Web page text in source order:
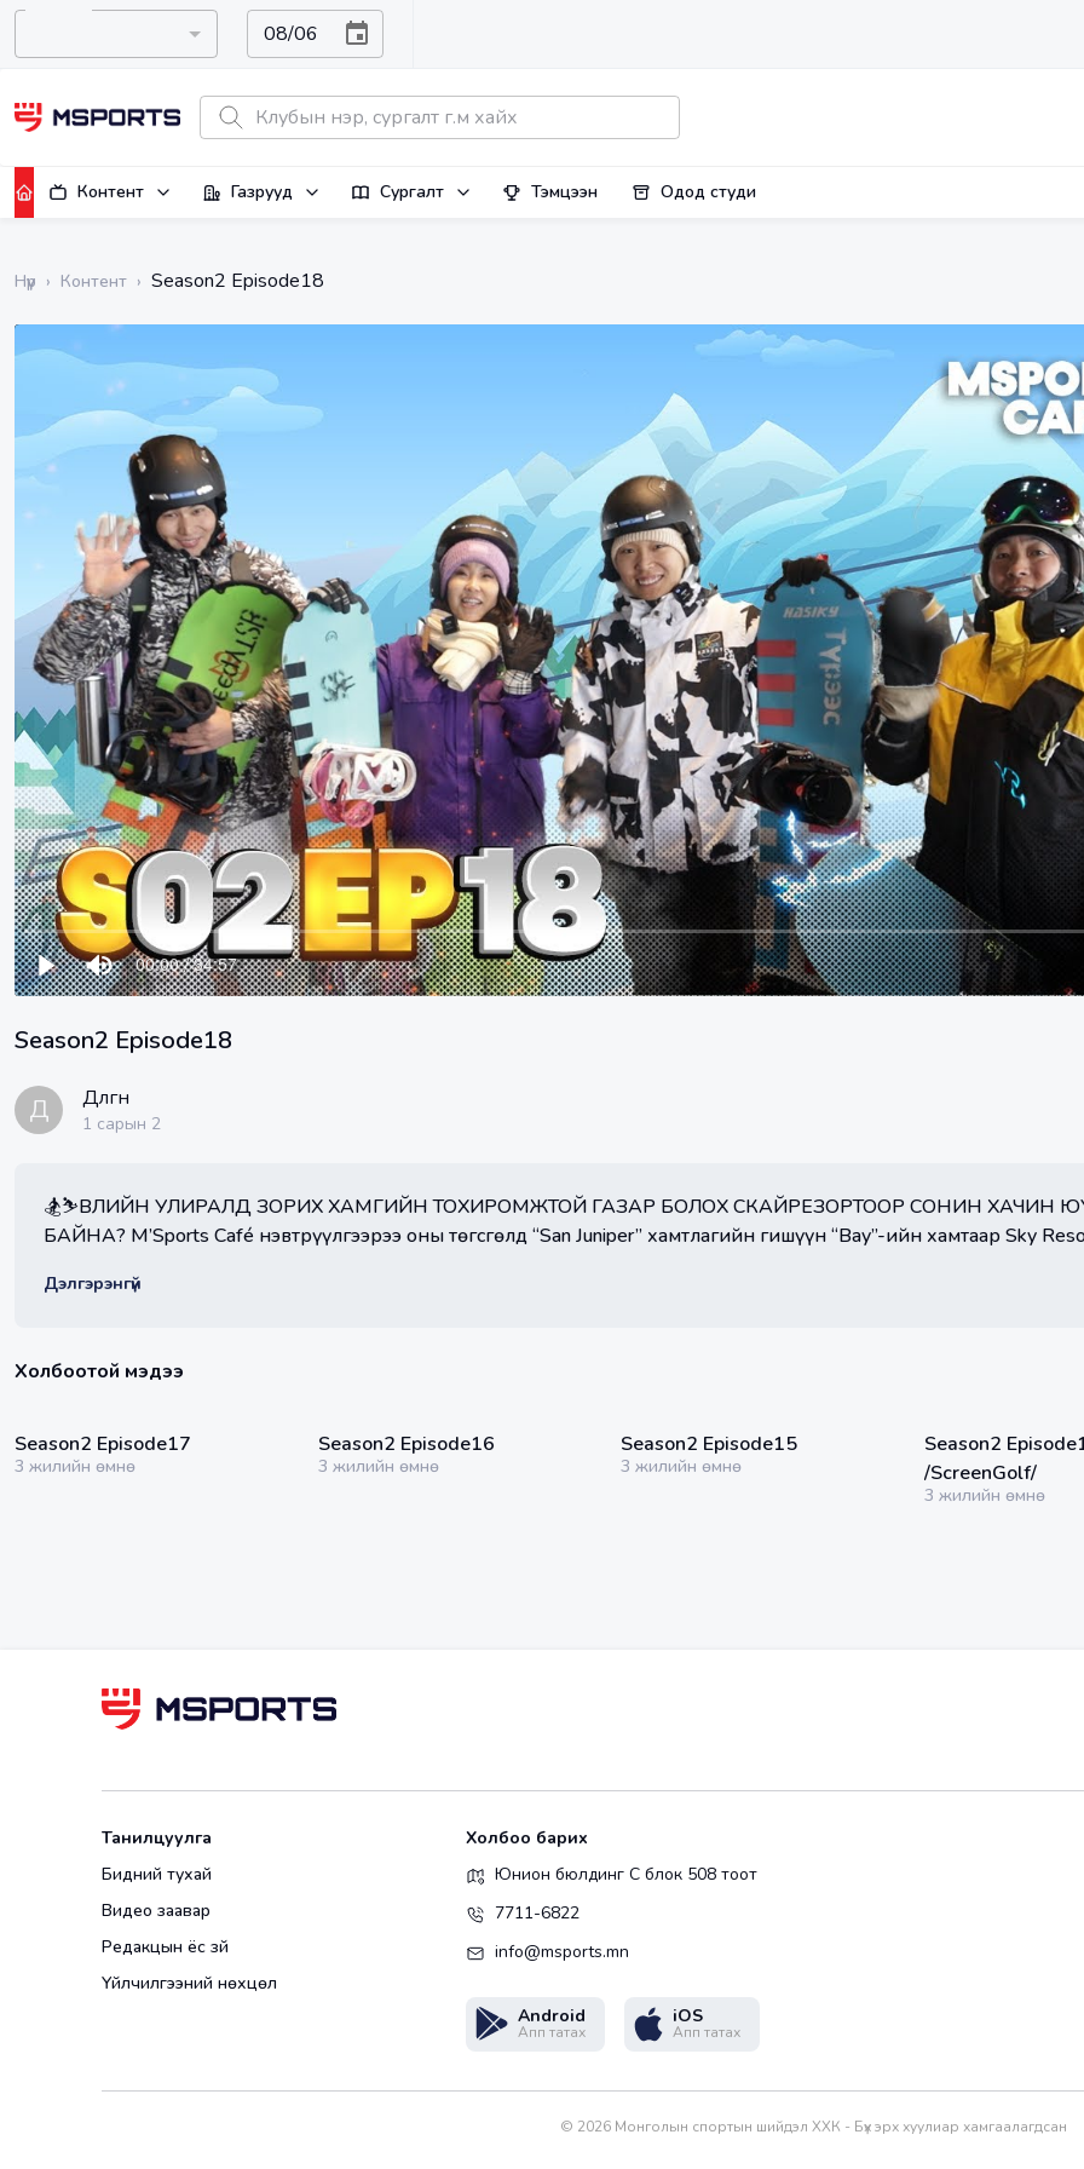
Контент Газрууд Сургалт Тэмцээн Одод студи
Нүүр › Контент › Season2 Episode18
Season2 Episode18
Д Дөлгөөн
1 сарын 2
🏂⛷ӨВЛИЙН УЛИРАЛД ЗОРИХ ХАМГИЙН ТОХИРОМЖТОЙ ГАЗАР БОЛОХ СКАЙРЕЗОРТООР СОНИН ХАЧИН
БАЙНА? M’Sports Café нэвтрүүлгээрээ оны төгсгөлд “San Juniper” хамтлагийн гишүүн “Bay”-ийн хамтаар Sky Resort цанын
Дэлгэрэнгүй
Холбоотой мэдээ
Season2 Episode17
3 жилийн өмнө
Season2 Episode16
3 жилийн өмнө
Season2 Episode15
3 жилийн өмнө
Season2
/ScreenGolf/
3 жилийн өмнө
Танилцуулга
Бидний тухай
Видео заавар
Редакцын ёс зүй
Үйлчилгээний нөхцөл
Холбоо барих
Юнион бюлдинг С блок 508 тоот
7711-6822
info@msports.mn
Android
Апп татах
iOS
Апп татах
© 2026Монголын спортын шийдэл ХХК - Бүх эрх хуулиар хамгаалагдсан